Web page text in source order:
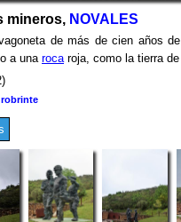
mineros, NOVALES
de más de cien años de
a una rocaroja, como la tierra de
robrinte